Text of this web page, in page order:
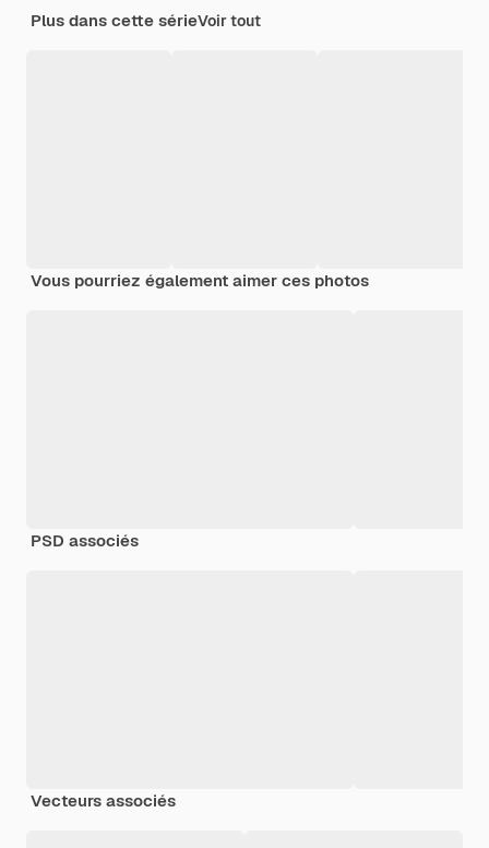
Plus dans cette sérieVoir tout
Vous pourriez également aimer ces photos
PSD associés
Vecteurs associés